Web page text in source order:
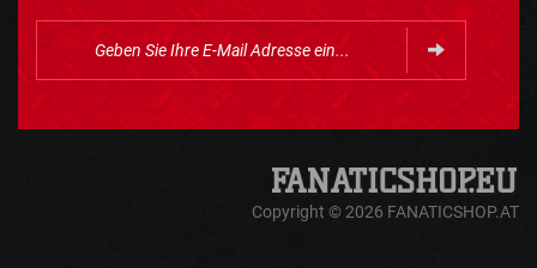
Copyright © 2026 FANATICSHOP.AT